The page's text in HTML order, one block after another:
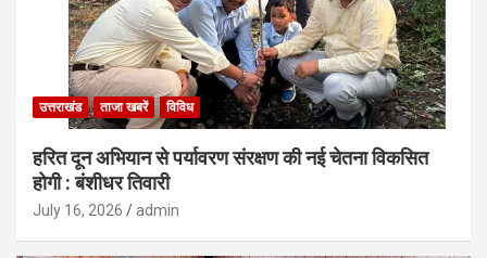
उत्तराखंड ताजा खबरें विविध
हरित दून अभियान से पर्यावरण संरक्षण की नई चेतना विकसित
होगी : बंशीधर तिवारी
July 16, 2026 admin